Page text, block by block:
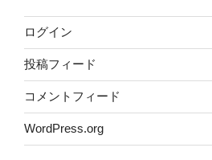
ログイン
投稿フィード
コメントフィード
WordPress.org